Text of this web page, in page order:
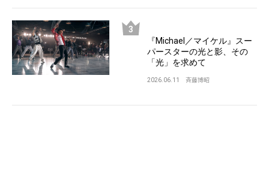
『Michael／マイケル』スー
パースターの光と影、その
「光」を求めて
2026.06.11 斉藤博昭